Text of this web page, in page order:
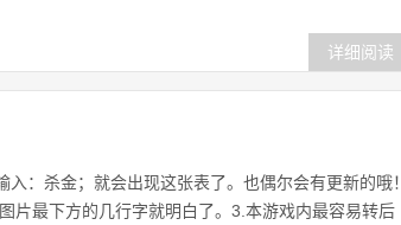
详细阅读
：杀金；就会出现这张表了。也偶尔会有更新的哦！
片最下方的几行字就明白了。3.本游戏内最容易转后